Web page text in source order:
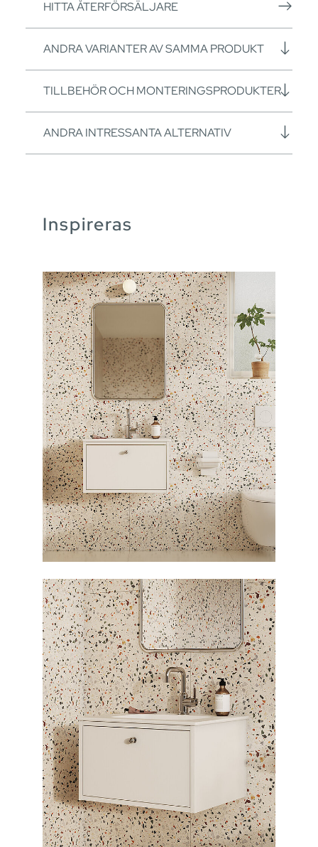
HITTA ÅTERFÖRSÄLJARE
ANDRA VARIANTER AV SAMMA PRODUKT
TILLBEHÖR OCH MONTERINGSPRODUKTER
ANDRA INTRESSANTA ALTERNATIV
Inspireras